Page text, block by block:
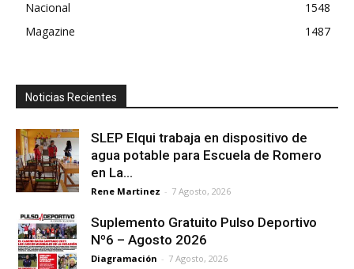
Nacional
1548
Magazine
1487
Noticias Recientes
SLEP Elqui trabaja en dispositivo de
agua potable para Escuela de Romero
en La...
Rene Martinez - 7 Agosto, 2026
Suplemento Gratuito Pulso Deportivo
Nº6 – Agosto 2026
Diagramación - 7 Agosto, 2026